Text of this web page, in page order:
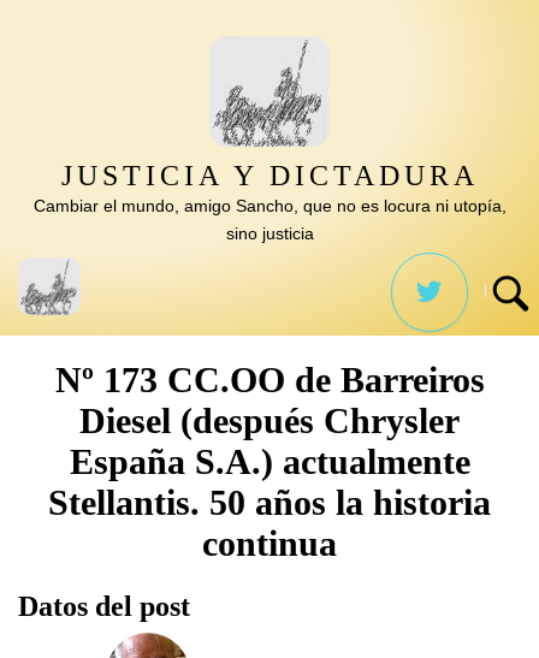
JUSTICIA Y DICTADURA
Cambiar el mundo, amigo Sancho, que no es locura ni utopía,
sino justicia
Nº 173 CC.OO de Barreiros
Diesel (después Chrysler
España S.A.) actualmente
Stellantis. 50 años la historia
continua
Datos del post